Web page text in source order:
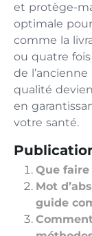
et protège-
optimale
comme la
ou quatre
de l’ancienne
qualité
en
votre santé.
Que faire
Mot
guide